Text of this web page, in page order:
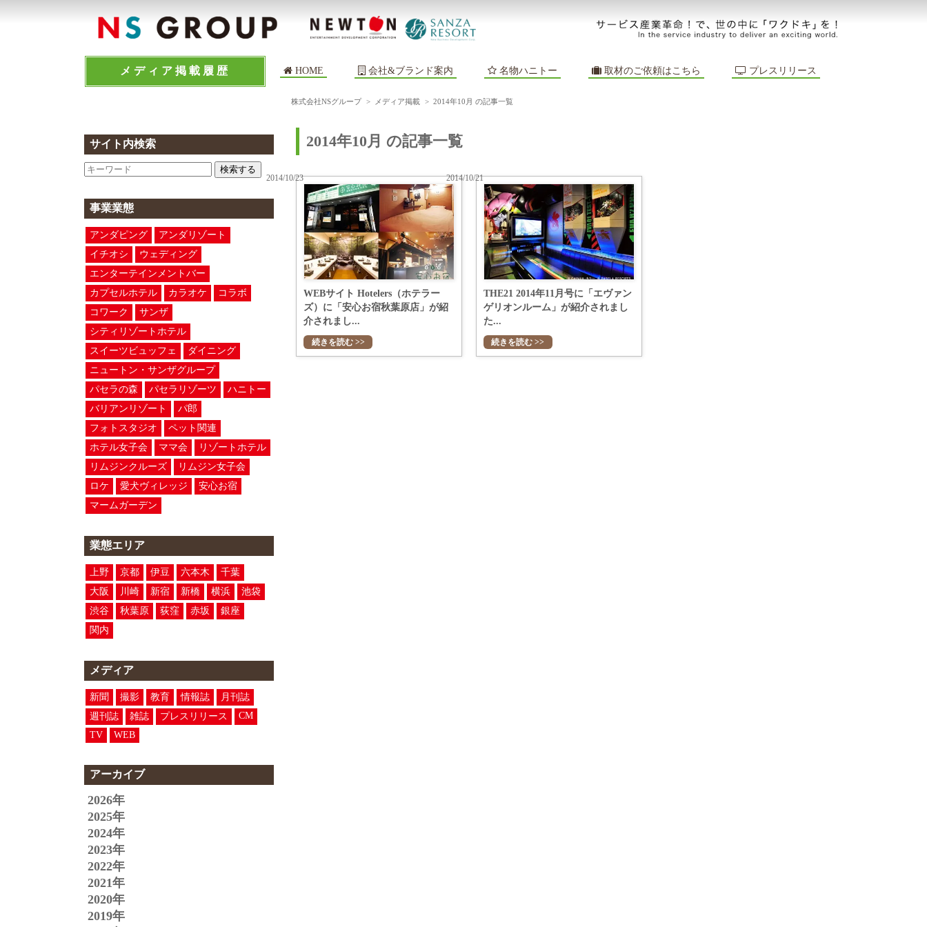
メディア掲載履歴 HOME 会社&ブランド案内 名物ハニトー 取材のご依頼はこちら プレスリリース
株式会社NSグループ > メディア掲載 > 2014年10月 の記事一覧
サイト内検索
検索する
事業業態
アンダピング
アンダリゾート
イチオシ
ウェディング
エンターテインメントバー
カプセルホテル
カラオケ
コラボ
コワーク
サンザ
シティリゾートホテル
スイーツビュッフェ
ダイニング
ニュートン・サンザグループ
パセラの森
パセラリゾーツ
ハニトー
バリアンリゾート
パ郎
フォトスタジオ
ペット関連
ホテル女子会
ママ会
リゾートホテル
リムジンクルーズ
リムジン女子会
ロケ
愛犬ヴィレッジ
安心お宿
マームガーデン
業態エリア
上野 京都 伊豆 六本木
千葉
大阪
川崎 新宿 新橋 横浜
池袋
渋谷
秋葉原 荻窪 赤坂
銀座
関内
メディア
新聞 撮影 教育 情報誌
月刊誌
週刊誌
雑誌 プレスリリース
CM
TV
WEB
アーカイブ
2026年
2025年
2024年
2023年
2022年
2021年
2020年
2019年
2014年10月 の記事一覧
WEBサイト Hotelers（ホテラー
ズ）に「安心お宿秋葉原店」が紹
介されまし...
2014/10/23
続きを読む >>
THE21 2014年11月号に「エヴァン
ゲリオンルーム」が紹介されまし
た...
2014/10/21
続きを読む >>